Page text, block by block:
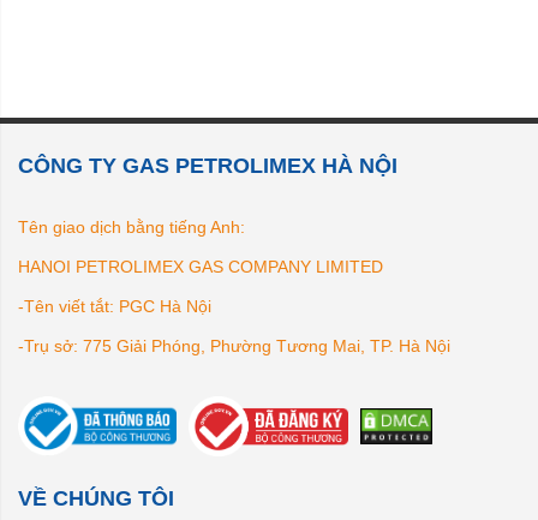
CÔNG TY GAS PETROLIMEX HÀ NỘI
Tên giao dịch bằng tiếng Anh:
HANOI PETROLIMEX GAS COMPANY LIMITED
-Tên viết tắt: PGC Hà Nội
-Trụ sở: 775 Giải Phóng, Phường Tương Mai, TP. Hà Nội
VỀ CHÚNG TÔI